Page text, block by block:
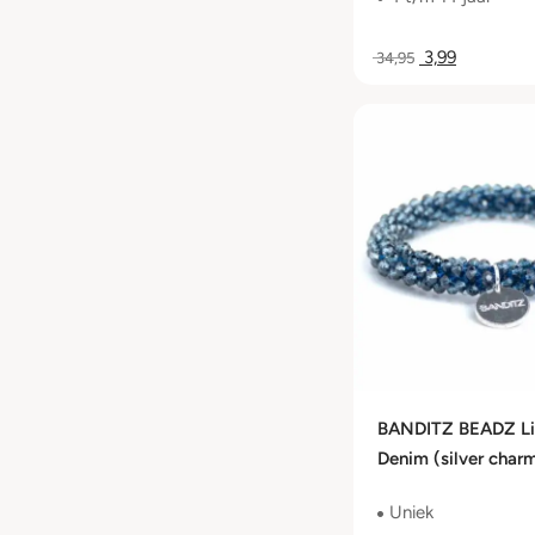
34,95 3,99
BANDITZ BEADZ
Denim (silver
Uniek